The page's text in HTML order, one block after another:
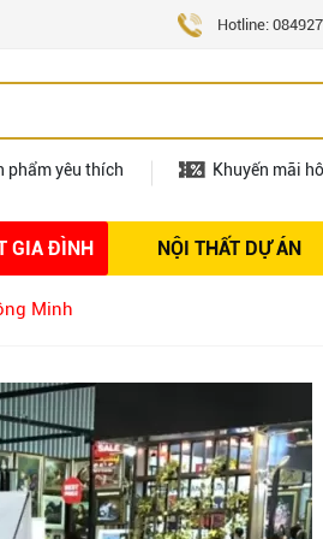
Hotline:
phẩm yêu thích Khuyến mãi
GIA ĐÌNH NỘI THẤT DỰ ÁN
thất
Minh